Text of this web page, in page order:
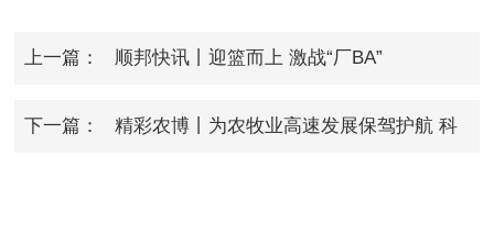
上一篇： 顺邦快讯丨迎篮而上 激战“厂BA”
下一篇： 精彩农博丨为农牧业高速发展保驾护航 科